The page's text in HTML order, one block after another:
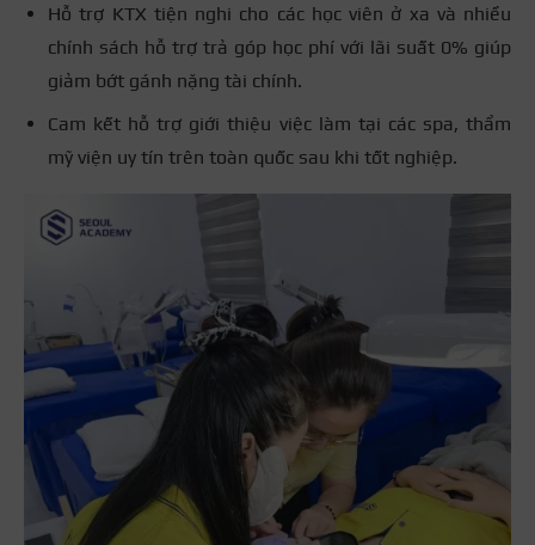
Hỗ trợ KTX tiện nghi cho các học viên ở xa và nhiều
chính sách hỗ trợ trả góp học phí với lãi suất 0% giúp
giảm bớt gánh nặng tài chính.
Cam kết hỗ trợ giới thiệu việc làm tại các spa, thẩm
mỹ viện uy tín trên toàn quốc sau khi tốt nghiệp.